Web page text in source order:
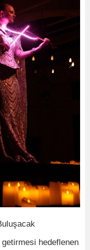
hedeflenen